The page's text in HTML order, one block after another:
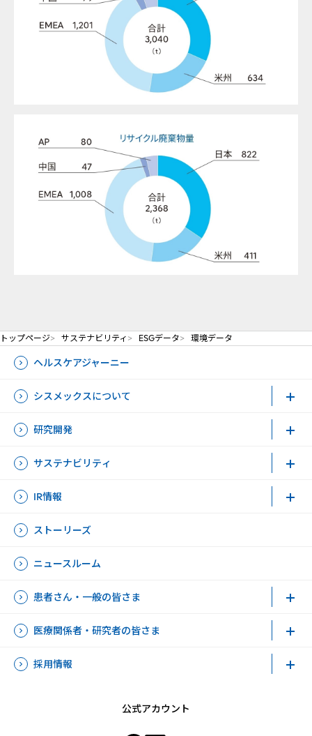
トップページ サステナビリティ ESGデータ 環境データ
ヘルスケアジャーニー
シスメックスについて
研究開発
サステナビリティ
IR情報
ストーリーズ
ニュースルーム
患者さん・一般の皆さま
医療関係者・研究者の皆さま
採用情報
公式アカウント